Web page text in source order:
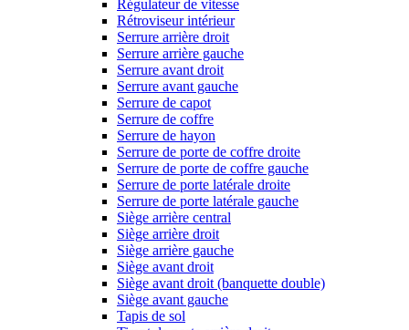
Régulateur de vitesse
Rétroviseur intérieur
Serrure arrière droit
Serrure arrière gauche
Serrure avant droit
Serrure avant gauche
Serrure de capot
Serrure de coffre
Serrure de hayon
Serrure de porte de coffre droite
Serrure de porte de coffre gauche
Serrure de porte latérale droite
Serrure de porte latérale gauche
Siège arrière central
Siège arrière droit
Siège arrière gauche
Siège avant droit
Siège avant droit (banquette double)
Siège avant gauche
Tapis de sol